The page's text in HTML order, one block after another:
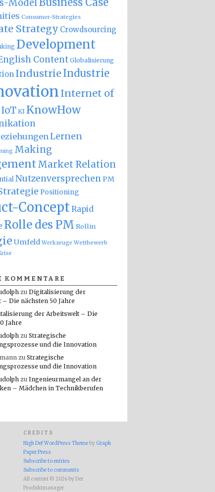
Model
Consumer-Strategies
Strategy Crowdsourcing
Development
Content Globalisierung
IndustrieIndustrie
Internet of
IoT KI KnowHow
Lernen
Making
Market Relation
Nutzenversprechen PM
Positioning
ConceptRapid
Rolle des PM Rollin
Umfeld Werkzeuge Wettbewerb
KOMMENTARE
zu Digitalisierung der
– Die nächsten 50 Jahre
der Arbeitswelt – Die
Jahre
zu Strategische
und die Innovation
zu Strategische
und die Innovation
zu Ingenieurmangel an der
– Mädchen in Technikberufen
CREDITS
High Def WordPress Theme by Graph
Paper Press
Subscribe to entries
Subscribe to comments
All content © 2026 by Der
Produktmanager